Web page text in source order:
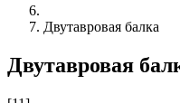
Двутавровая балка
Двутавровая